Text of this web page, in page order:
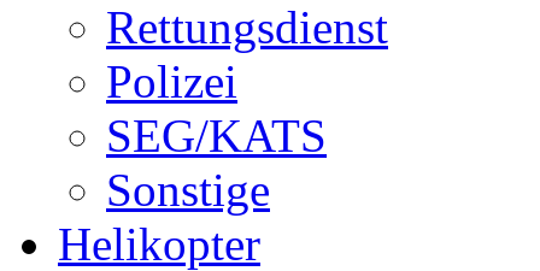
Rettungsdienst
Polizei
SEG/KATS
Sonstige
Helikopter